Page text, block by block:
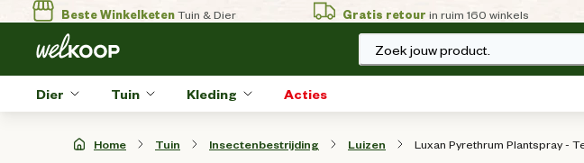
Beste WinkelketenTuin & Dier Gratis retour in ruim 160 winkels
Zoek jouw product.
Dier Tuin Kleding Acties
Home Tuin Insectenbestrijding Luizen Luxan Pyrethrum Plantspray -